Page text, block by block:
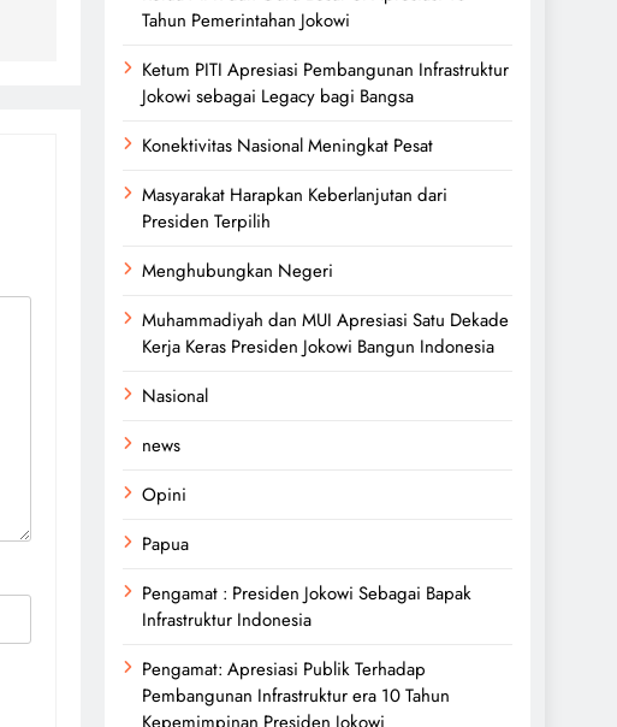
Tahun Pemerintahan Jokowi
Ketum PITI Apresiasi Pembangunan Infrastruktur
Jokowi sebagai Legacy bagi Bangsa
Konektivitas Nasional Meningkat Pesat
Masyarakat Harapkan Keberlanjutan dari
Presiden Terpilih
Menghubungkan Negeri
Muhammadiyah dan MUI Apresiasi Satu Dekade
Kerja Keras Presiden Jokowi Bangun Indonesia
Nasional
news
Opini
Papua
Pengamat : Presiden Jokowi Sebagai Bapak
Infrastruktur Indonesia
Pengamat: Apresiasi Publik Terhadap
Pembangunan Infrastruktur era 10 Tahun